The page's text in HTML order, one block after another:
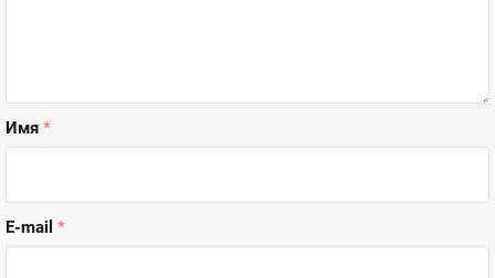
Имя *
E-mail *